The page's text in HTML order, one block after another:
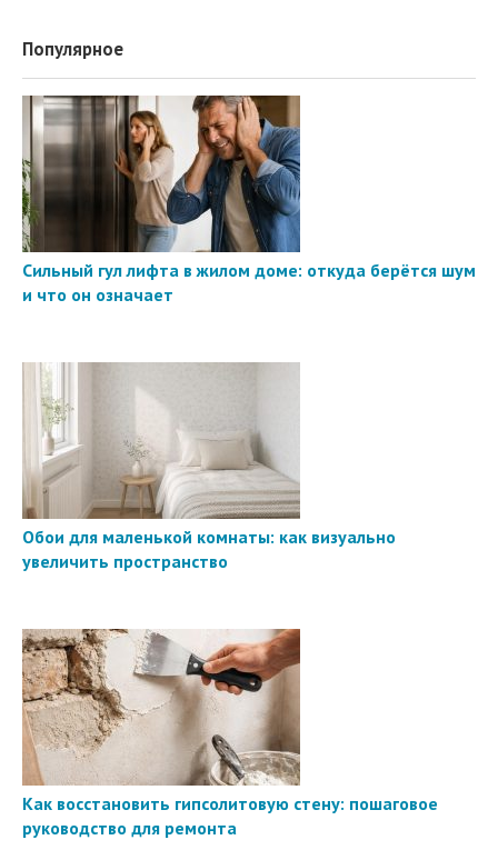
Популярное
Сильный гул лифта в жилом доме: откуда берётся шум
и что он означает
Обои для маленькой комнаты: как визуально
увеличить пространство
Как восстановить гипсолитовую стену: пошаговое
руководство для ремонта